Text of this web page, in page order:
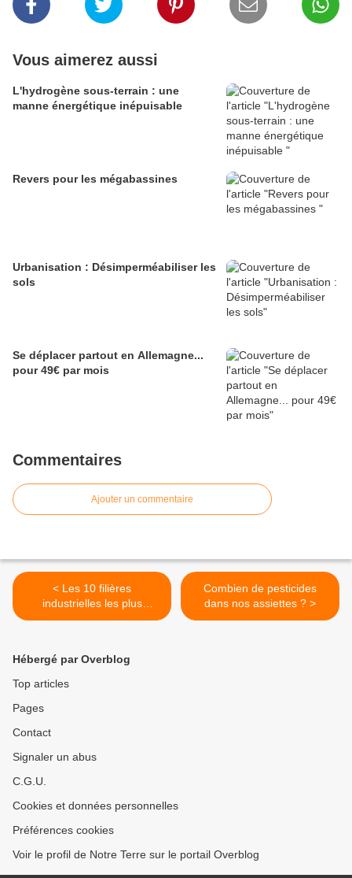
Vous aimerez aussi
L'hydrogène sous-terrain : une
manne énergétique inépuisable
Revers pour les mégabassines
Urbanisation : Désimperméabiliser les
sols
Se déplacer partout en Allemagne...
pour 49€ par mois
Commentaires
Ajouter un commentaire
< Les 10 filières
industrielles les plus
toxiques au monde
Combien de pesticides
dans nos assiettes ? >
Hébergé par Overblog
Top articles
Pages
Contact
Signaler un abus
C.G.U.
Cookies et données personnelles
Préférences cookies
Voir le profil de Notre Terre sur le portail Overblog